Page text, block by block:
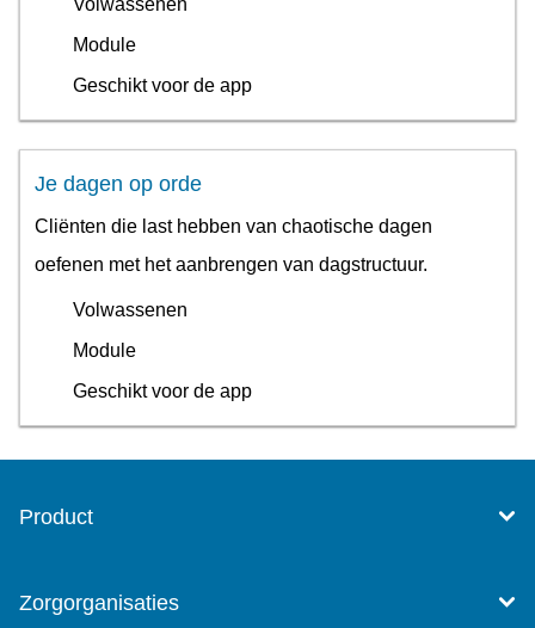
Volwassenen
Module
Geschikt voor de app
Je dagen op orde
Cliënten die last hebben van chaotische dagen
oefenen met het aanbrengen van dagstructuur.
Volwassenen
Module
Geschikt voor de app
Product
Zorgorganisaties